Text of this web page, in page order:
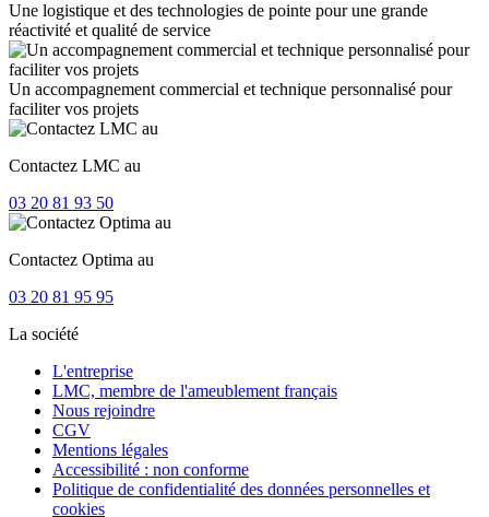
Une logistique et des technologies de pointe pour une grande
réactivité et qualité de service
Un accompagnement commercial et technique personnalisé pour
faciliter vos projets
Contactez LMC au
03 20 81 93 50
Contactez Optima au
03 20 81 95 95
La société
L'entreprise
LMC, membre de l'ameublement français
Nous rejoindre
CGV
Mentions légales
Accessibilité : non conforme
Politique de confidentialité des données personnelles et
cookies